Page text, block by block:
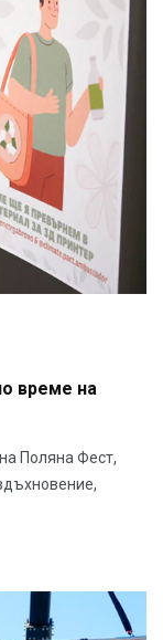
време на
Поляна Фест,